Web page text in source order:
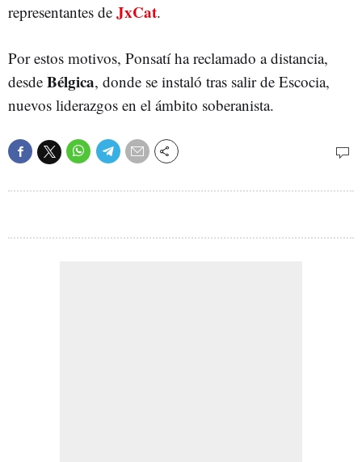
representantes de JxCat.
Por estos motivos, Ponsatí ha reclamado a distancia,
desde Bélgica, donde se instaló tras salir de Escocia,
nuevos liderazgos en el ámbito soberanista.